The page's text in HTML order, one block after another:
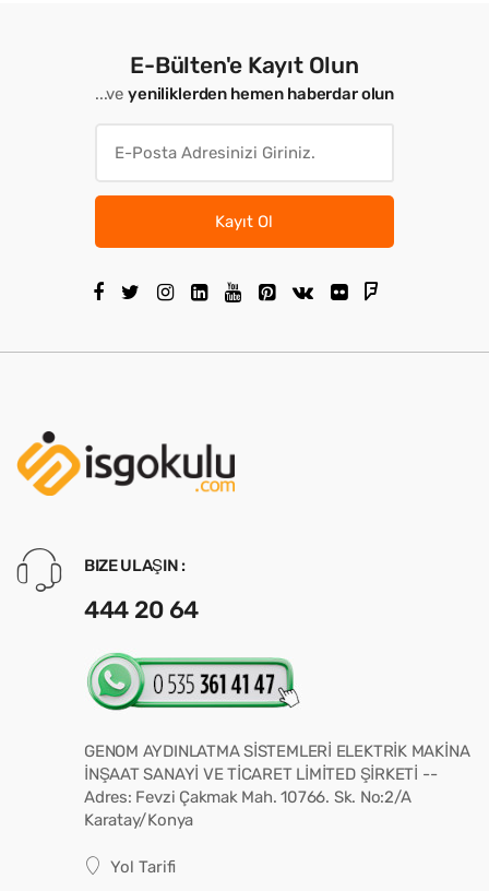
E-Bülten'e Kayıt Olun
...veyeniliklerden hemen haberdar olun
Kayıt Ol
BIZE ULAŞIN :
444 20 64
GENOM AYDINLATMA SİSTEMLERİ ELEKTRİK MAKİNA
İNŞAAT SANAYİ VE TİCARET LİMİTED ŞİRKETİ --
Adres: Fevzi Çakmak Mah. 10766. Sk. No:2/A
Karatay/Konya
Yol Tarifi